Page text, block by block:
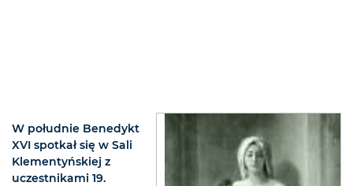
W południe Benedykt
XVI spotkał się w Sali
Klementyńskiej z
uczestnikami 19.